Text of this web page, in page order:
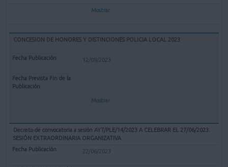
Mostrar
CONCESION DE HONORES Y DISTINCIONES POLICIA LOCAL 2023
12/09/2023
Mostrar
Decreto de convocatoria a sesión AYT/PLE/14/2023 A CELEBRAR EL 27/06/2023.
SESIÓN EXTRAORDINARIA ORGANIZATIVA
22/06/2023